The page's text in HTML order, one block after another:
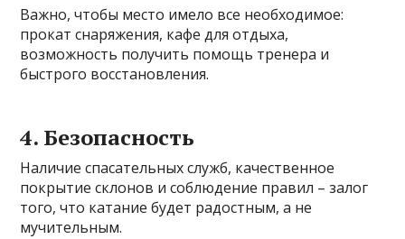
Важно, чтобы место имело все необходимое:
прокат снаряжения, кафе для отдыха,
возможность получить помощь тренера и
быстрого восстановления.
4. Безопасность
Наличие спасательных служб, качественное
покрытие склонов и соблюдение правил – залог
того, что катание будет радостным, а не
мучительным.